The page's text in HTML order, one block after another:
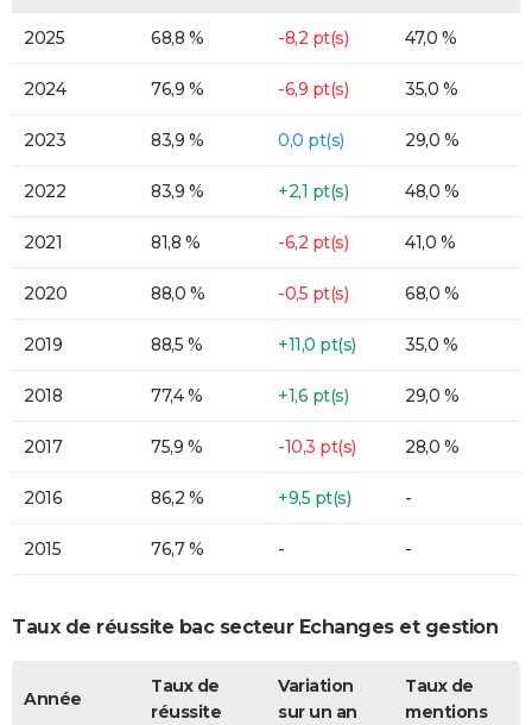
2025 68,8 % -8,2 pt(s) 47,0 %
2024 76,9 % -6,9 pt(s) 35,0 %
2023 83,9 % 0,0 pt(s) 29,0 %
2022 83,9 % +2,1 pt(s) 48,0 %
2021 81,8 % -6,2 pt(s) 41,0 %
2020 88,0 % -0,5 pt(s) 68,0 %
2019 88,5 % +11,0 pt(s) 35,0 %
2018 77,4 % +1,6 pt(s) 29,0 %
2017 75,9 % -10,3 pt(s) 28,0 %
2016 86,2 % +9,5 pt(s) -
2015 76,7 % - -
Taux de réussite bac secteur Echanges et gestion
Année
Taux de
réussite
Variation
sur un an
Taux de
mentions